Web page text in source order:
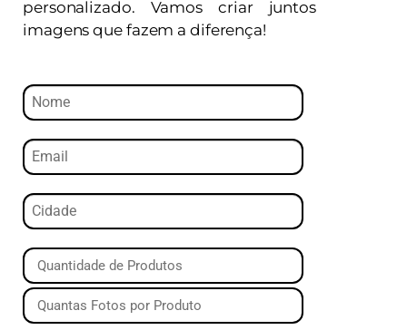
personalizado. Vamos criar juntos
imagens que fazem a diferença!